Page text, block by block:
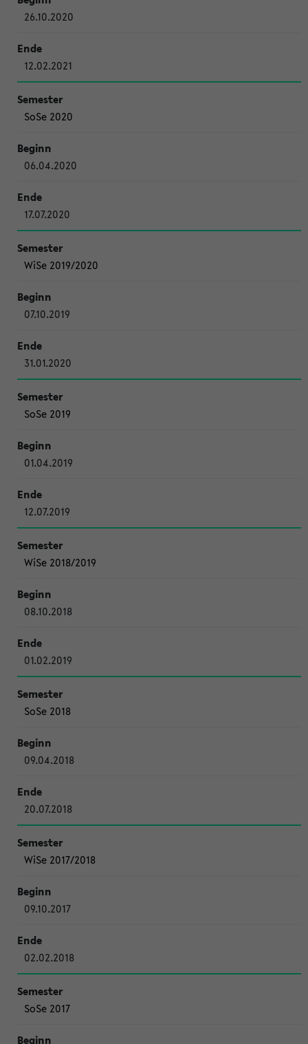
26.10.2020
12.02.2021
SoSe 2020
06.04.2020
17.07.2020
WiSe 2019/2020
07.10.2019
31.01.2020
SoSe 2019
01.04.2019
12.07.2019
WiSe 2018/2019
08.10.2018
01.02.2019
SoSe 2018
09.04.2018
20.07.2018
WiSe 2017/2018
09.10.2017
02.02.2018
SoSe 2017